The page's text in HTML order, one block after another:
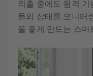
외출 중에도 원격 기
들의 상태를 모니터
을 좋게 만드는 스마